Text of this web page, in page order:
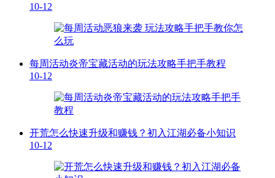
10-12
每周活动炎帝宝藏活动的玩法攻略手把手教程
10-12
开荒怎么快速升级和赚钱？初入江湖必备小知识
10-12